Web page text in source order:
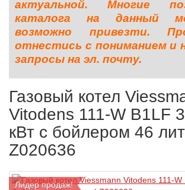
актуальной. Многие
каталога на данный
возможно привезти.
отнестись с пониманием и
запросы на эл. почту.
Газовый котел
Vitodens 111-W B1LF
кВт с бойлером 46
Z020636
Лидер продаж!